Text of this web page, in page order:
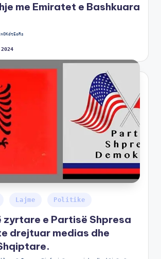
me Emiratet e Bashkuara
Lajme Politike
zyrtare e Partisë Shpresa
drejtuar medias dhe